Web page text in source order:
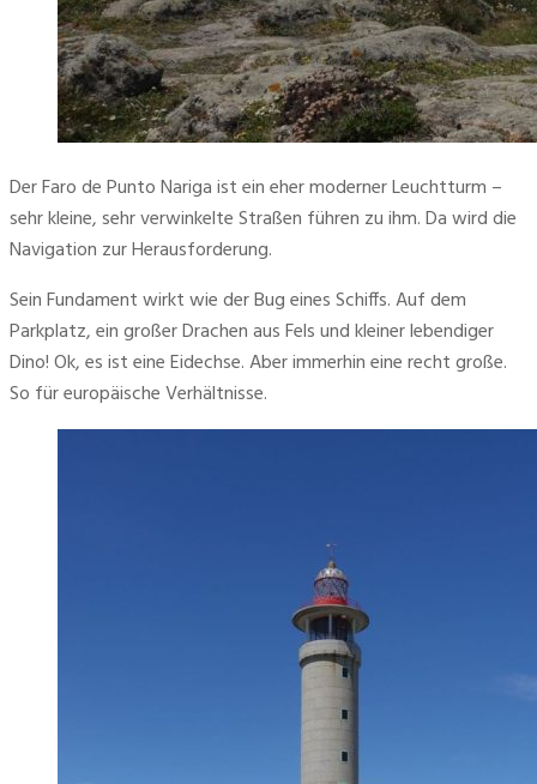
Der Faro de Punto Nariga ist ein eher moderner Leuchtturm –
sehr kleine, sehr verwinkelte Straßen führen zu ihm. Da wird die
Navigation zur Herausforderung.
Sein Fundament wirkt wie der Bug eines Schiffs. Auf dem
Parkplatz, ein großer Drachen aus Fels und kleiner lebendiger
Dino! Ok, es ist eine Eidechse. Aber immerhin eine recht große.
So für europäische Verhältnisse.